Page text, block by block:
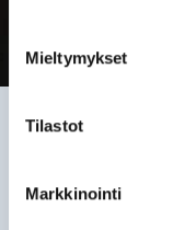
Mieltymykset
Tilastot
Markkinointi